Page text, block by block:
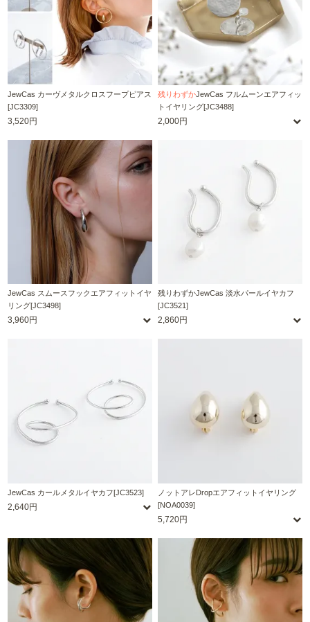
JewCas カーヴメタルクロスフープピアス
[JC3309]
3,520円
残りわずかJewCas フルムーンエアフィッ
トイヤリング[JC3488]
2,000円
JewCas スムースフックエアフィットイヤ
リング[JC3498]
3,960円
残りわずかJewCas 淡水パールイヤカフ
[JC3521]
2,860円
JewCas カールメタルイヤカフ[JC3523]
2,640円
ノットアレDropエアフィットイヤリング
[NOA0039]
5,720円